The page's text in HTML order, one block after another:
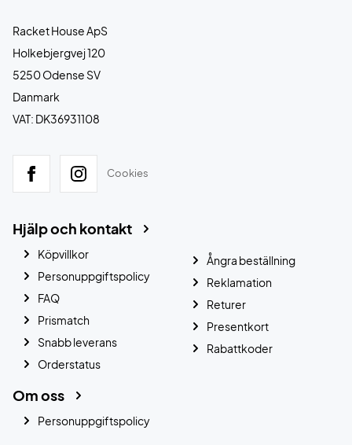
Racket House ApS
Holkebjergvej 120
5250 Odense SV
Danmark
VAT: DK36931108
Cookies
Hjälp och kontakt
Köpvillkor
Personuppgiftspolicy
FAQ
Prismatch
Snabb leverans
Orderstatus
Ångra beställning
Reklamation
Returer
Presentkort
Rabattkoder
Om oss
Personuppgiftspolicy